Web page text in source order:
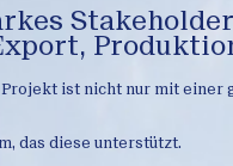
Projekt ist nicht nur mit einer
das diese unterstützt.